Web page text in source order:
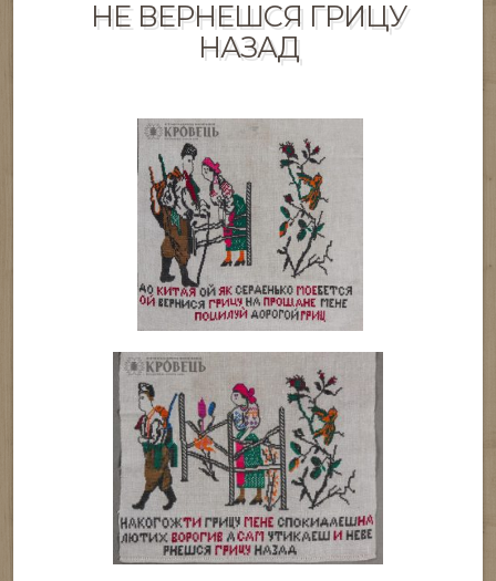
НЕ ВЕРНЕШСЯ ГРИЦУ
НАЗАД